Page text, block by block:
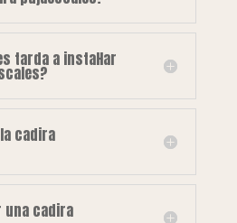
tarda a instal·lar
cadira
cadira